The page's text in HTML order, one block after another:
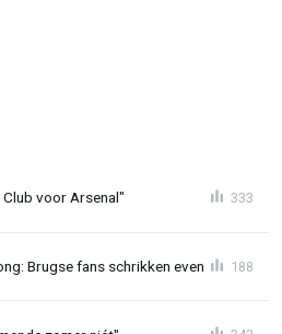
voor Arsenal" 333
Brugse fans schrikken even 188